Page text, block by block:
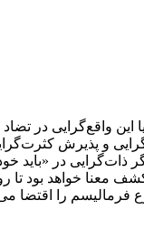
واقع‌گرایی در تضاد
و پذیرش
در
معنا خواهد
فرمالیسم را اقتضا